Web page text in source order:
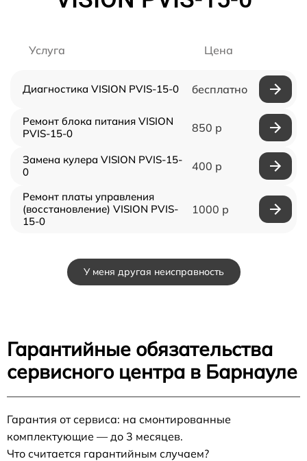
Услуга Цена
Диагностика VISION PVIS-15-0 бесплатно
Ремонт блока питания VISION
PVIS-15-0
850 р
Замена кулера VISION PVIS-15-
0
400 р
Ремонт платы управления
(восстановление) VISION PVIS-
15-0
1000 р
У меня другая неисправность
Гарантийные обязательства
сервисного центра в Барнауле
Гарантия от сервиса: на смонтированные
комплектующие — до 3 месяцев.
Что считается гарантийным случаем?